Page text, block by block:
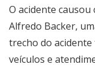
O acidente
Alfredo Backer,
trecho do
veículos e